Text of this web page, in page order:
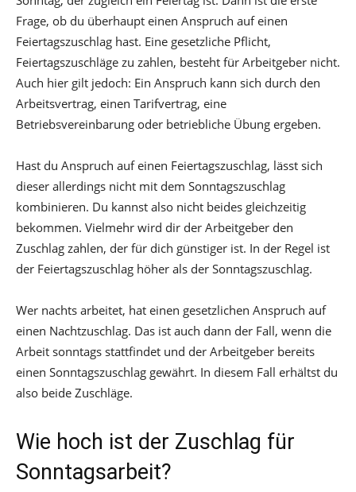
Frage, ob du überhaupt einen Anspruch auf einen
Feiertagszuschlag hast. Eine gesetzliche Pflicht,
Feiertagszuschläge zu zahlen, besteht für Arbeitgeber nicht.
Auch hier gilt jedoch: Ein Anspruch kann sich durch den
Arbeitsvertrag, einen Tarifvertrag, eine
Betriebsvereinbarung oder betriebliche Übung ergeben.
Hast du Anspruch auf einen Feiertagszuschlag, lässt sich
dieser allerdings nicht mit dem Sonntagszuschlag
kombinieren. Du kannst also nicht beides gleichzeitig
bekommen. Vielmehr wird dir der Arbeitgeber den
Zuschlag zahlen, der für dich günstiger ist. In der Regel ist
der Feiertagszuschlag höher als der Sonntagszuschlag.
Wer nachts arbeitet, hat einen gesetzlichen Anspruch auf
einen Nachtzuschlag. Das ist auch dann der Fall, wenn die
Arbeit sonntags stattfindet und der Arbeitgeber bereits
einen Sonntagszuschlag gewährt. In diesem Fall erhältst du
also beide Zuschläge.
Wie hoch ist der Zuschlag für
Sonntagsarbeit?